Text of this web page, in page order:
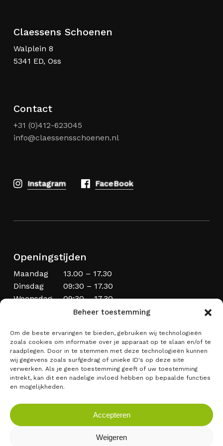
Beheer toestemming
Om de beste ervaringen te bieden, gebruiken wij technologieën
zoals cookies om informatie over je apparaat op te slaan en/of te
raadplegen. Door in te stemmen met deze technologieën kunnen
wij gegevens zoals surfgedrag of unieke ID's op deze site
verwerken. Als je geen toestemming geeft of uw toestemming
intrekt, kan dit een nadelige invloed hebben op bepaalde functies
en mogelijkheden.
Accepteren
Weigeren
Claessens Schoenen
Walplein 8
5341 ED, Oss
Contact
+31 (0)412-623045
info@claessensschoenen.nl
Instagram FaceBook
Openingstijden
Maandag
13.00 – 17.30
Dinsdag
09:30 – 17.30
Woensdag
09:30 – 17.30
09:30 – 20.00
Zaterdag
09:00 – 17:00
Zondag
Laatste zondag van de maand